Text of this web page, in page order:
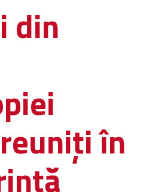
L'ORGANIZZAZIONE
La Struttura
Amministrativa
Decanati
Monasteri,
din
în